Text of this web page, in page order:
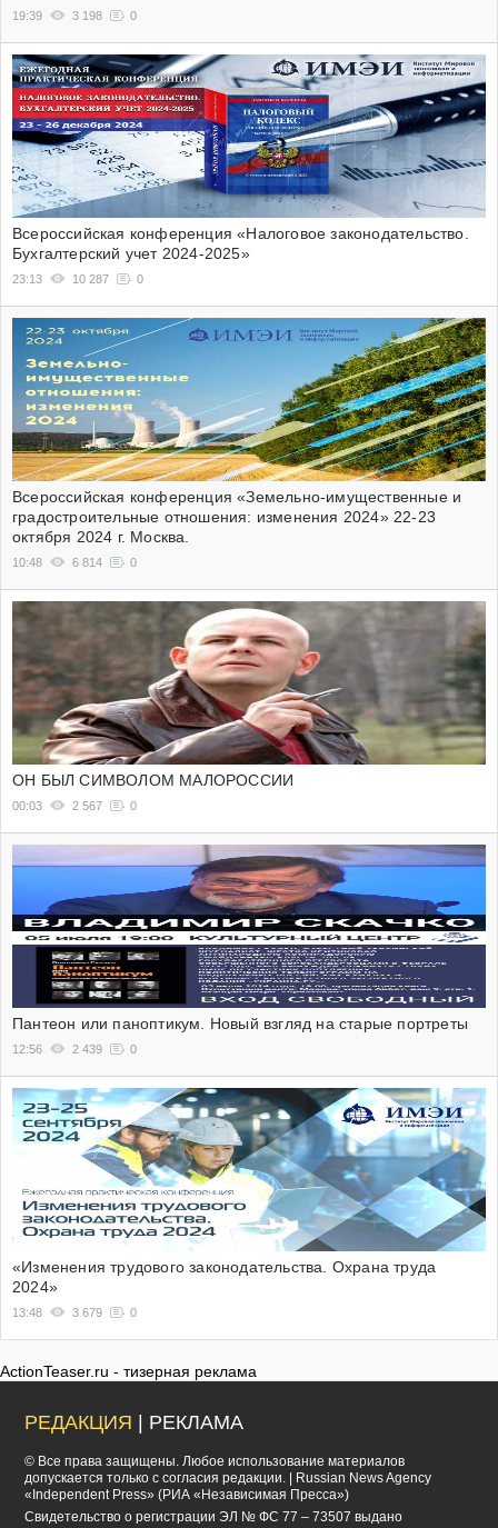
19:39 3 198 0
Всероссийская конференция «Налоговое законодательство.
Бухгалтерский учет 2024-2025»
23:13 10 287 0
Всероссийская конференция «Земельно-имущественные и
градостроительные отношения: изменения 2024» 22-23
октября 2024 г. Москва.
10:48 6 814 0
ОН БЫЛ СИМВОЛОМ МАЛОРОССИИ
00:03 2 567 0
Пантеон или паноптикум. Новый взгляд на старые портреты
12:56 2 439 0
«Изменения трудового законодательства. Охрана труда
2024»
13:48 3 679 0
ActionTeaser.ru - тизерная реклама
РЕДАКЦИЯ | РЕКЛАМА
© Все права защищены. Любое использование материалов
допускается только с согласия редакции. | Russian News Agency
«Independent Press» (РИА «Независимая Пресса»)
Cвидетельство о регистрации ЭЛ № ФС 77 – 73507 выдано